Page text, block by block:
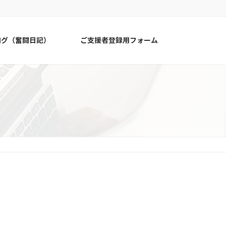
（奮闘日記） ご支援者登録用フォーム